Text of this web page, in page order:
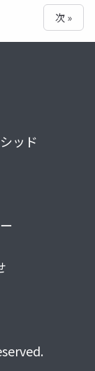
次 »
ッド